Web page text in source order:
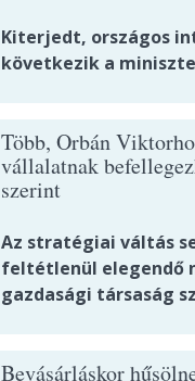
Kiterjedt, országos
következik a
Több, Orbán
vállalatnak
szerint
Az stratégiai váltás
feltétlenül elegendő
gazdasági társaság
Bevásárláskor